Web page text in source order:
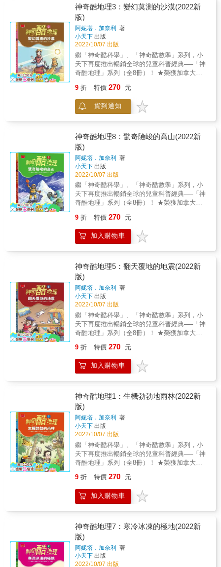
共8本，主題包含雨林、島嶼、沙漠、風暴、地
震、火山、極地、高山，內容有探險歷程、地
科原理、生態奇景、自然景觀、人文故事、環
境省思&hellip;&hellip;內容包羅萬象，精采可
期。 & 4.國小社會科最佳輔助教材 對於地理、
大氣現象的解釋，力求簡單扼要，難度適中、
輕鬆幽默的文字書寫，讓中高年級的孩子可以
自行學習、閱讀。類型多元的資料和數據，更
可當作家長與教師教學上方便實用的資料庫。
得獎紀錄 ★加拿大皇家地理學會銀獎 ★藍彼
得圖書獎 &
山》裡！ & 【三大保證】 ▲保證符合108課
綱，閱讀理解力輕鬆培養 ▲保證爆笑又有趣，
孩子看了絕對哈哈大笑 ▲保證易讀又易懂，搭
配圖解9-99歲都適讀 系列四大特色 1.刺激精采
的探險故事 涵蓋了從古至今的精采探險故事，
呈現探險家憑著智慧、機智和勇氣，越過沙
漠、深入原始叢林、挑戰極地、高山
&hellip;&hellip;探索未知的領域，一場又一場冒
望。 & 2.簡明扼要的圖解說明 以幽默活潑的圖
的過程，輕鬆了解雨林的分層、環礁的奧祕、
火山的類型、沙漠的分布&hellip;&hellip;讓地理
知識變得好讀好吸收。 & 3.包羅萬象的主題內
容 「神奇酷地理」系列共8本，主題包含雨
林、島嶼、沙漠、風暴、地震、火山、極地、
高山，內容有探險歷程、地科原理、生態奇
景、自然景觀、人文故事、環境省思
&hellip;&hellip;內容包羅萬象，精采可期。 & 4.
國小社會科最佳輔助教材 對於地理、大氣現象
的解釋，力求簡單扼要，難度適中、輕鬆幽默
的文字書寫，讓中高年級的孩子可以自行學
習、閱讀。類型多元的資料和數據，更可當作
家長與教師教學上方便實用的資料庫。 得獎紀
錄 ★加拿大皇家地理學會銀獎 ★藍彼得圖書
獎 &
樣的島嶼》裡！ & 說到島嶼，你會想到什麼？
隨風搖擺的棕櫚樹或是潔白的沙灘？ 豐富多樣
的島嶼絕對不只如此。 你聽過把自己炸得粉碎
的島嶼嗎？ 啟發達爾文演化論的加拉巴哥群島
有什麼特別之處？ 傳說中的亞特蘭提斯島是否
什麼影響？ 快翻開這本書，深入探索不可思議
的島嶼！ & 系列四大特色 & 1.刺激精采的探險
故事 涵蓋了從古至今的精采探險故事，呈現探
險家憑著智慧、機智和勇氣，越過沙漠、深入
未知的領域，一場又一場冒險犯難的故事，激
發孩子的勇氣與求知的慾望。 & 2.簡明扼要的
圖解說明 以幽默活潑的圖象，輕鬆簡明的文
雨林的分層、環礁的奧祕、火山的類型、沙漠
的分布&hellip;&hellip;讓地理知識變得好讀好吸
收。 & 3.包羅萬象的主題內容 「神奇酷地理」
系列共8本，主題包含雨林、島嶼、沙漠、風
暴、地震、火山、極地、高山，內容有探險歷
程、地科原理、生態奇景、自然景觀、人文故
事、環境省思&hellip;&hellip;內容包羅萬象，精
采可期。 & 4.國小社會科最佳輔助教材 對於地
中、輕鬆幽默的文字書寫，讓中高年級的孩子
可以自行學習、閱讀。類型多元的資料和數
據，更可當作家長與教師教學上方便實用的資
料庫。 & 得獎紀錄 & ★加拿大皇家地理學會銀
獎 ★藍彼得圖書獎 &
神奇酷地理3：變幻莫測的沙漠(2022新
版)
阿妮塔．加奈利 著
小天下 出版
2022/10/07 出版
繼「神奇酷科學」、「神奇酷數學」系列，小
天下再度推出暢銷全球的兒童科普經典──「神
奇酷地理」系列（全8冊）！ ★榮獲加拿大皇
20多種語言，風行全球！ ★比小說更生動、比
漫畫更爆笑，不用死背，搞定酷地理！ 海市蜃
樓是怎麼形成的？ 為什麼沙子會「唱歌」？ 沙
多數人對沙漠的印象， 不外乎高照的豔陽、一
望無際的單調黃沙和乾旱缺水的氣候。 但沙漠
可不只是又乾又熱這麼簡單，信不信由你， 地
球上最大的沙漠曾經是氣候溼潤、植被茂盛的
綠色世界。 冰天雪地的南極洲現在已被公認是
幻莫測的沙漠，完全顛覆你對沙漠的印象！ 系
列特色 1.刺激精采的探險故事 涵蓋了從古至今
的精采探險故事，呈現探險家憑著智慧、機智
和勇氣，越過沙漠、深入原始叢林、挑戰極
又一場冒險犯難的故事，激發孩子的勇氣與求
知的慾望。 2.簡明扼要的圖解說明 以幽默活潑
的圖象，輕鬆簡明的文字，說明各種地理現象
祕、火山的類型、沙漠的分布&hellip;&hellip;讓
地理知識變得好讀好吸收。 3.包羅萬象的主題
內容 「神奇酷地理」系列共8本，主題包含雨
林、島嶼、沙漠、風暴、地震、火山、極地、
高山，內容有探險歷程、地科原理、生態奇
景、自然景觀、人文故事、環境省思
&hellip;&hellip;內容包羅萬象，精采可期。 4.國
小社會科最佳輔助教材 對於地理、大氣現象的
文字書寫，讓中高年級的孩子可以自行學習、
閱讀。類型多元的資料和數據，更可當作家長
與教師教學上方便實用的資料庫。 得獎紀錄 ★
加拿大皇家地理學會銀獎 ★藍彼得圖書獎 ＊
閱讀年齡：10歲以上 &
9 折 特價 270 元
貨到通知
神奇酷地理8：驚奇險峻的高山(2022新
版)
阿妮塔．加奈利
著
小天下 出版
2022/10/07 出版
繼「神奇酷科學」、「神奇酷數學」系列，小
天下再度推出暢銷全球的兒童科普經典──「神
奇酷地理」系列（全8冊）！ ★榮獲加拿大皇
20多種語言，風行全球！ ★比小說更生動、比
漫畫更爆笑，不用死背，搞定酷地理！ 為什麼
在許多高山上都能發現貝殼和海洋生物的化
神奇的答案都在《驚奇險峻的高山》裡！ 山究
竟是怎麼形成的？ 為什麼它們那麼高聳、巨
大？ 跟著探險家攀登世界的最高峰、認識從山
腳到山頂迥然不同的氣候和生物、挖掘傳說中
「雪人」的真相。 你是一位頂尖的登山家嗎？
驚奇險峻的高山裡隱藏了太多有趣的祕密，等
你來發現！ 系列四大特色 1.刺激精采的探險故
事 涵蓋了從古至今的精采探險故事，呈現探險
家憑著智慧、機智和勇氣，越過沙漠、深入原
始叢林、挑戰極地、高山&hellip;&hellip;探索未
孩子的勇氣與求知的慾望。 2.簡明扼要的圖解
說明 以幽默活潑的圖象，輕鬆簡明的文字，說
明各種地理現象形成的過程，輕鬆了解雨林的
&hellip;&hellip;讓地理知識變得好讀好吸收。 3.
包羅萬象的主題內容 「神奇酷地理」系列共8
本，主題包含雨林、島嶼、沙漠、風暴、地
震、火山、極地、高山，內容有探險歷程、地
科原理、生態奇景、自然景觀、人文故事、環
境省思&hellip;&hellip;內容包羅萬象，精采可
期。 4.國小社會科最佳輔助教材 對於地理、大
氣現象的解釋，力求簡單扼要，難度適中、輕
行學習、閱讀。類型多元的資料和數據，更可
獎紀錄 ★加拿大皇家地理學會銀獎 ★藍彼得
圖書獎 &
9 折 特價 270 元
加入購物車
神奇酷地理5：翻天覆地的地震(2022新
版)
阿妮塔．加奈利
著
小天下 出版
2022/10/07 出版
繼「神奇酷科學」、「神奇酷數學」系列，小
天下再度推出暢銷全球的兒童科普經典──「神
奇酷地理」系列（全8冊）！ ★榮獲加拿大皇
20多種語言，風行全球！ ★比小說更生動、比
漫畫更爆笑，不用死背，搞定酷地理！ & 全世
界第一部地震儀是誰發明的？ 哪些地方容易發
地的地震》裡！ 地震是令人震撼的大自然力
量， 劇烈到足以在短短數十秒內把城市夷為平
地， 恐怖到能把大地擊潰成碎片， 破壞力大到
連原子彈都顯得遜色。 身處臺灣、經常遭遇地
震襲擊的你， 知道地震究竟是怎麼發生的嗎？
有沒有精準預測地震的方法？ 哪些災害可能伴
隨地震而來？ 相信你已經迫不及待，準備要感
受地震翻天覆地的威力了！ & 系列四大特色 &
1.刺激精采的探險故事 涵蓋了從古至今的精采
探險故事，呈現探險家憑著智慧、機智和勇
山&hellip;&hellip;探索未知的領域，一場又一場
冒險犯難的故事，激發孩子的勇氣與求知的慾
望。 & 2.簡明扼要的圖解說明 以幽默活潑的圖
的過程，輕鬆了解雨林的分層、環礁的奧祕、
火山的類型、沙漠的分布&hellip;&hellip;讓地理
知識變得好讀好吸收。 & 3.包羅萬象的主題內
容 「神奇酷地理」系列共8本，主題包含雨
林、島嶼、沙漠、風暴、地震、火山、極地、
9 折 特價 270 元
加入購物車
神奇酷地理1：生機勃勃地雨林(2022新
版)
阿妮塔．加奈利
著
小天下 出版
2022/10/07 出版
繼「神奇酷科學」、「神奇酷數學」系列，小
天下再度推出暢銷全球的兒童科普經典──「神
奇酷地理」系列（全8冊）！ ★榮獲加拿大皇
20多種語言，風行全球！ ★比小說更生動、比
漫畫更爆笑，不用死背，搞定酷地理！ & 哪一
種植物的花直徑長達一公尺？ 滿身藻類、一星
奇的答案都在《生機勃勃的雨林》裡！ & 歡迎
來到神祕的雨林，跟著最勇敢的探險家來探索
這座有著全世界一半物種的生態寶庫。不過，
千萬記得緊緊跟著隊伍，因為雨林裡除了有美
麗又奇特的植物，還是充滿危險的「蔓」荒之
9 折 特價 270 元
加入購物車
神奇酷地理7：寒冷冰凍的極地(2022新
版)
阿妮塔．加奈利 著
小天下 出版
2022/10/07 出版